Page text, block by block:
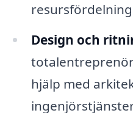
Design och
hjälp med